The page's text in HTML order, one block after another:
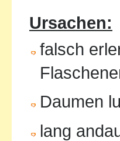
Ursachen:
falsch
Daumen
lang